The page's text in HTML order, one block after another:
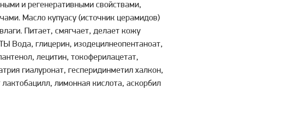
и регенеративными свойствами,
Масло купуасу (источник церамидов)
Питает, смягчает, делает кожу
глицерин, изодецилнеопентаноат,
лецитин, токоферилацетат,
гиалуронат, гесперидинметил халкон,
лимонная кислота, аскорбил